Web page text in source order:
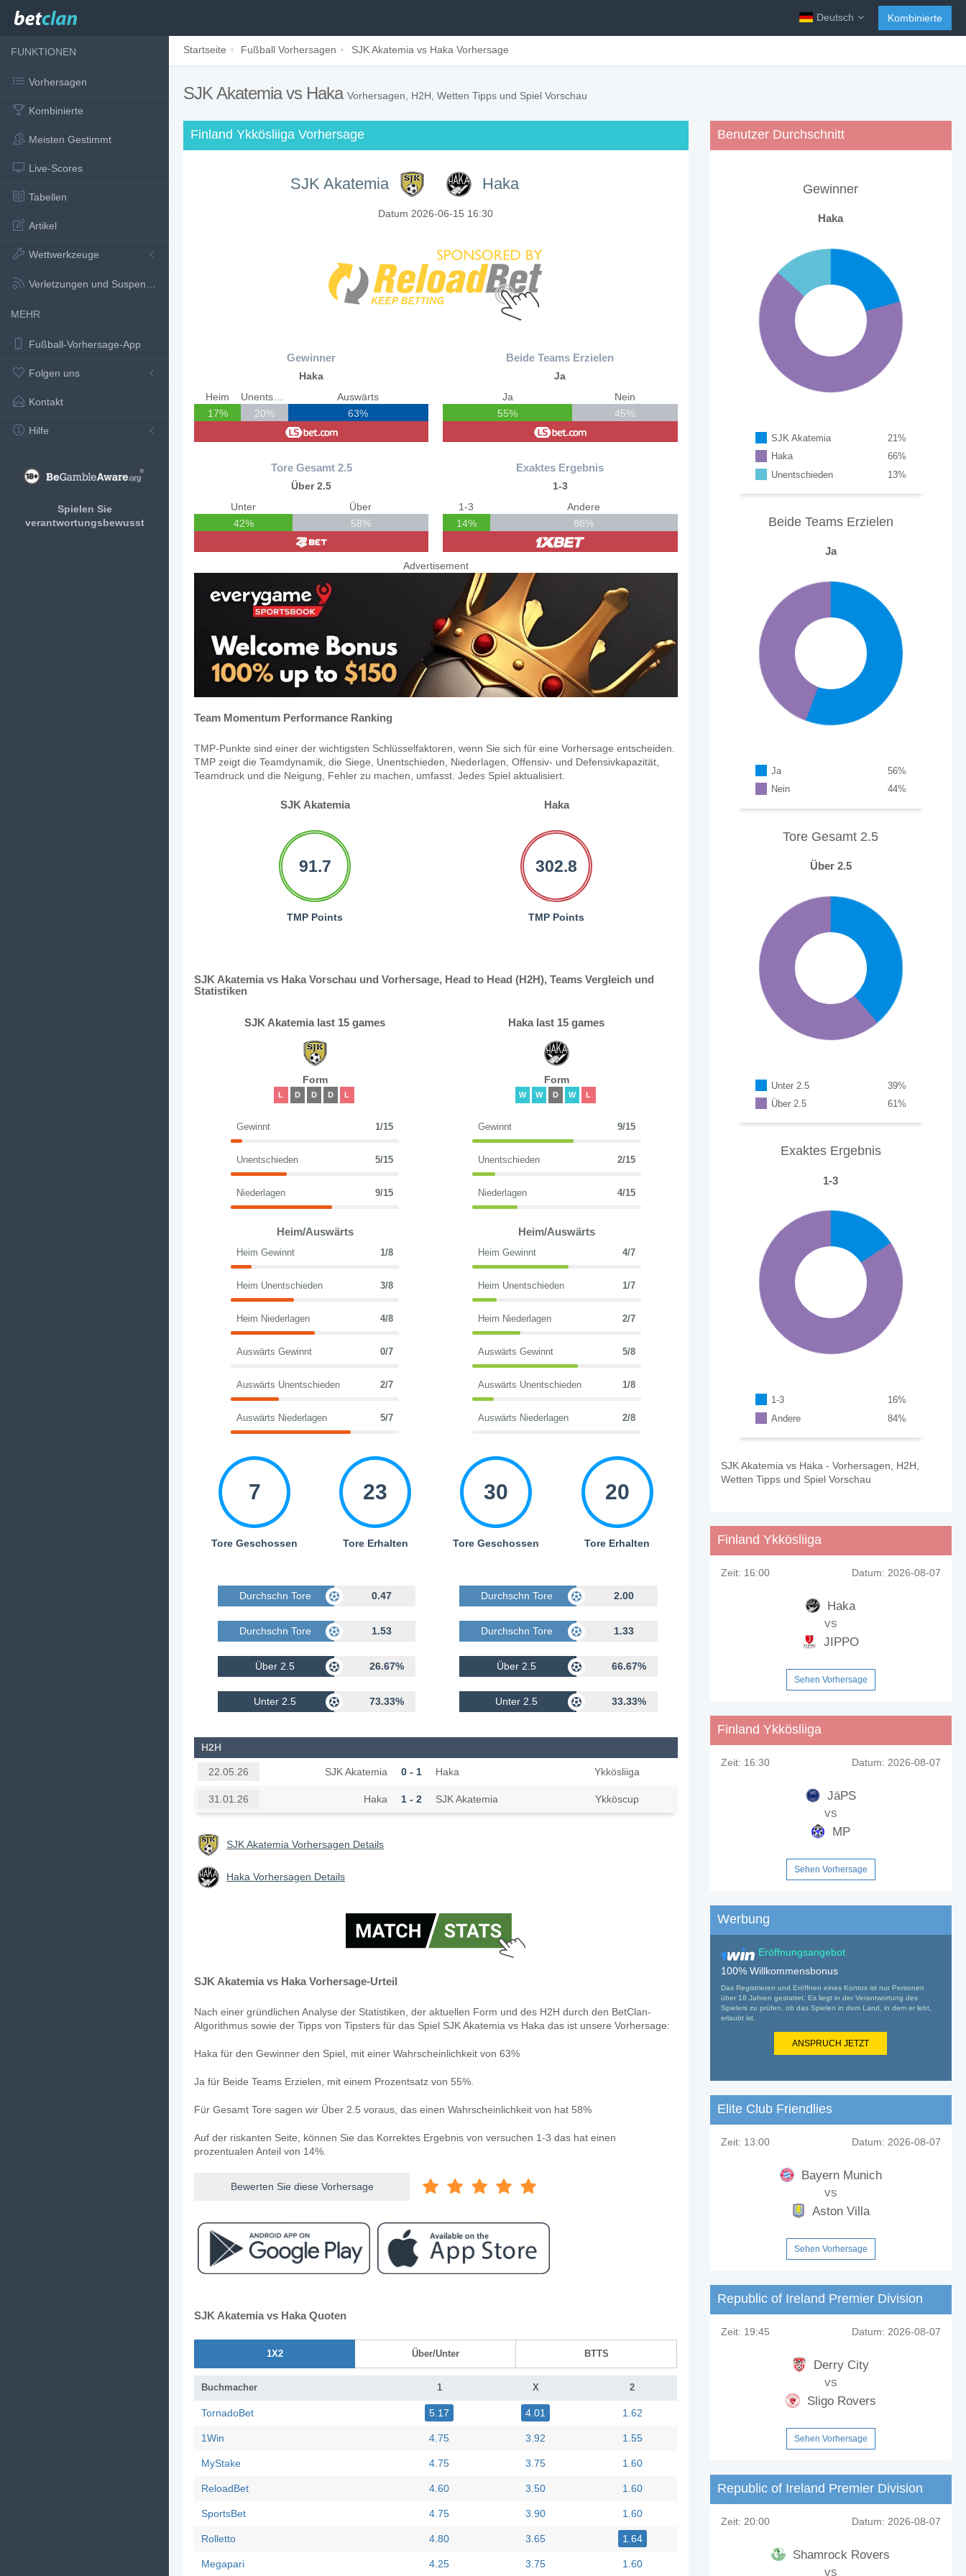
Deutsch Kombinierte
FUNKTIONEN
Vorhersagen
Kombinierte
Meisten Gestimmt
Live-Scores
Tabellen
Artikel
Wettwerkzeuge
Verletzungen und Suspensionen
MEHR
Fußball-Vorhersage-App
Folgen uns
Kontakt
Hilfe
Spielen Sie
verantwortungsbewusst
Startseite Fußball Vorhersagen SJK Akatemia vs Haka Vorhersage
SJK Akatemia vs Haka Vorhersagen, H2H, Wetten Tipps und Spiel Vorschau
Finland Ykkösliiga Vorhersage
SJK Akatemia Haka
Datum 2026-06-15 16:30
Gewinner
Haka
Heim
17%
20%
Auswärts
63%
Tore Gesamt 2.5
Über 2.5
Unter
42%
Über
58%
Beide Teams Erzielen
Ja
Ja
55%
Nein
45%
Exaktes Ergebnis
1-3
1-3
14%
Andere
86%
Advertisement
Team Momentum Performance Ranking
TMP-Punkte sind einer der wichtigsten Schlüsselfaktoren, wenn Sie sich für eine Vorhersage entscheiden.
TMP zeigt die Teamdynamik, die Siege, Unentschieden, Niederlagen, Offensiv- und Defensivkapazität,
Teamdruck und die Neigung, Fehler zu machen, umfasst. Jedes Spiel aktualisiert.
SJK Akatemia Haka
91.7
TMP Points
302.8
TMP Points
SJK Akatemia vs Haka Vorschau und Vorhersage, Head to Head (H2H), Teams Vergleich und
Statistiken
SJK Akatemia last 15 games
Form
L D D D L
Gewinnt 1/15
Unentschieden 5/15
Niederlagen 9/15
Heim/Auswärts
Heim Gewinnt 1/8
Heim Unentschieden 3/8
Heim Niederlagen 4/8
Auswärts Gewinnt 0/7
Auswärts Unentschieden 2/7
Auswärts Niederlagen 5/7
7
Tore Geschossen
23
Tore Erhalten
Durchschn Tore Geschossen 0.47
Durchschn Tore Erhalten 1.53
Über 2.5 26.67%
Unter 2.5 73.33%
Haka last 15 games
Form
W W D W L
Gewinnt 9/15
Unentschieden 2/15
Niederlagen 4/15
Heim/Auswärts
Heim Gewinnt 4/7
Heim Unentschieden 1/7
Heim Niederlagen 2/7
Auswärts Gewinnt 5/8
Auswärts Unentschieden 1/8
Auswärts Niederlagen 2/8
30
Tore Geschossen
20
Tore Erhalten
Durchschn Tore Geschossen 2.00
Durchschn Tore Erhalten 1.33
Über 2.5 66.67%
Unter 2.5 33.33%
H2H
22.05.26 SJK Akatemia 0 - 1 Haka Ykkösliiga
31.01.26 Haka 1 - 2 SJK Akatemia Ykköscup
SJK Akatemia Vorhersagen Details
Haka Vorhersagen Details
SJK Akatemia vs Haka Vorhersage-Urteil
Nach einer gründlichen Analyse der Statistiken, der aktuellen Form und des H2H durch den BetClan-
Algorithmus sowie der Tipps von Tipsters für das Spiel SJK Akatemia vs Haka das ist unsere Vorhersage:
Haka für den Gewinner den Spiel, mit einer Wahrscheinlichkeit von 63%
Ja für Beide Teams Erzielen, mit einem Prozentsatz von 55%.
Für Gesamt Tore sagen wir Über 2.5 voraus, das einen Wahrscheinlichkeit von hat 58%
Auf der riskanten Seite, können Sie das Korrektes Ergebnis von versuchen 1-3 das hat einen
prozentualen Anteil von 14%.
Bewerten Sie diese Vorhersage
SJK Akatemia vs Haka Quoten
1X2 Über/Unter BTTS
Buchmacher 1 X 2
TornadoBet 5.17 4.01 1.62
1Win 4.75 3.92 1.55
MyStake 4.75 3.75 1.60
ReloadBet 4.60 3.50 1.60
SportsBet 4.75 3.90 1.60
Rolletto 4.80 3.65 1.64
Megapari 4.25 3.75 1.60
Benutzer Durchschnitt
Gewinner
Haka
SJK Akatemia %
21
Haka
%
66
Unentschieden
%
13
Beide Teams Erzielen
Ja
Ja %
56
Nein
%
44
Tore Gesamt 2.5
Über 2.5
Unter 2.5 %
39
Über 2.5
%
61
Exaktes Ergebnis
1-3
1-3 %
16
Andere
%
84
SJK Akatemia vs Haka - Vorhersagen, H2H,
Wetten Tipps und Spiel Vorschau
Finland Ykkösliiga
Zeit: 16:00 Datum: 2026-08-07
Haka
vs
JIPPO
Sehen Vorhersage
Finland Ykkösliiga
Zeit: 16:30 Datum: 2026-08-07
JäPS
vs
MP
Sehen Vorhersage
Werbung
Eröffnungsangebot
100% Willkommensbonus
Das Registrieren und Eröffnen eines Kontos ist nur Personen
über 18 Jahren gestattet. Es liegt in der Verantwortung des
Spielers zu prüfen, ob das Spielen in dem Land, in dem er lebt,
erlaubt ist.
ANSPRUCH JETZT
Elite Club Friendlies
Zeit: 13:00 Datum: 2026-08-07
Bayern Munich
vs
Aston Villa
Sehen Vorhersage
Republic of Ireland Premier Division
Zeit: 19:45 Datum: 2026-08-07
Derry City
vs
Sligo Rovers
Sehen Vorhersage
Republic of Ireland Premier Division
Zeit: 20:00 Datum: 2026-08-07
Shamrock Rovers
vs